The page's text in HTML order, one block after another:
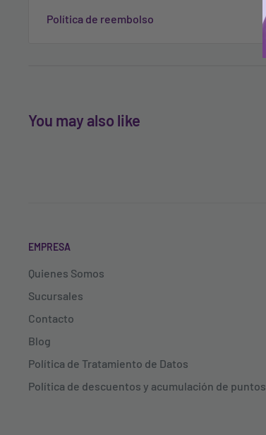
Política de reembolso
You may also like
EMPRESA
Quienes Somos
Sucursales
Contacto
Blog
Política de Tratamiento de Datos
Política de descuentos y acumulación de puntos